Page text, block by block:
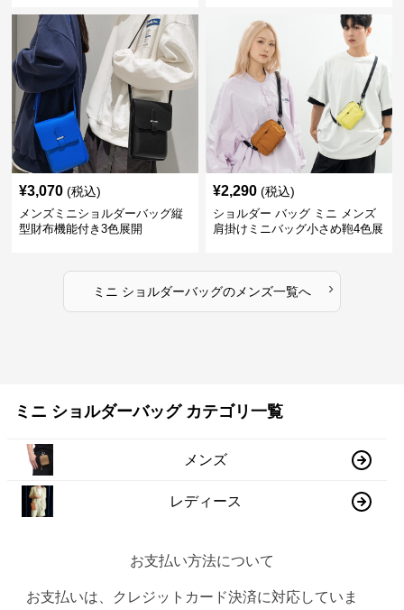
¥3,070 (税込)
メンズミニショルダーバッグ縦
型財布機能付き3色展開
¥2,290 (税込)
ショルダー バッグ ミニ メンズ
肩掛けミニバッグ小さめ鞄4色展
ミニ ショルダーバッグのメンズ一覧へ ›
ミニ ショルダーバッグ カテゴリ一覧
メンズ
レディース
お支払い方法について
お支払いは、クレジットカード決済に対応していま